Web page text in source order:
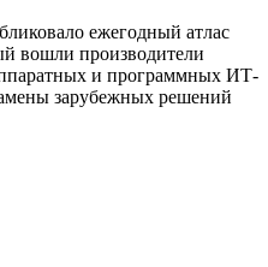
ежегодный атлас
вошли производители
и программных ИТ-
зарубежных решений